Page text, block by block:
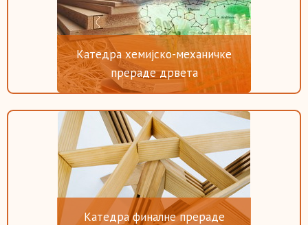
Катедра хемијско-механичке
прераде дрвета
Катедра финалне прераде